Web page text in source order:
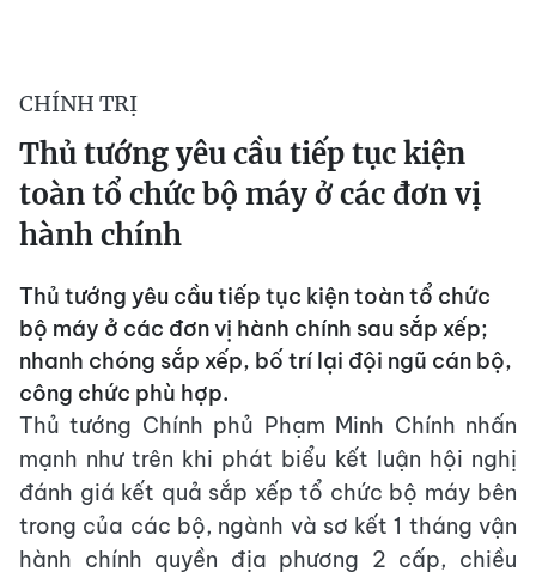
CHÍNH TRỊ
Thủ tướng yêu cầu tiếp tục kiện
toàn tổ chức bộ máy ở các đơn vị
hành chính
Thủ tướng yêu cầu tiếp tục kiện toàn tổ chức
bộ máy ở các đơn vị hành chính sau sắp xếp;
nhanh chóng sắp xếp, bố trí lại đội ngũ cán bộ,
công chức phù hợp.
Thủ tướng Chính phủ Phạm Minh Chính nhấn
mạnh như trên khi phát biểu kết luận hội nghị
đánh giá kết quả sắp xếp tổ chức bộ máy bên
trong của các bộ, ngành và sơ kết 1 tháng vận
hành chính quyền địa phương 2 cấp, chiều